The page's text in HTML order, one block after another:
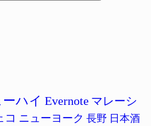
ハイ Evernote マレーシ
コ ニューヨーク 長野 日本酒